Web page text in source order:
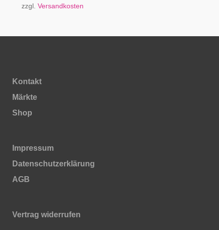
zzgl. Versandkosten
Kontakt
Märkte
Shop
Impressum
Daten­schutz­erklärung
AGB
Vertrag widerrufen